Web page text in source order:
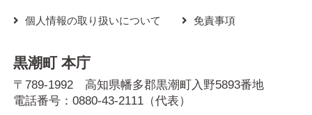
個人情報の取り扱いについて 免責事項
黒潮町 本庁
〒789-1992 高知県幡多郡黒潮町入野5893番地
電話番号：0880-43-2111 （代表）